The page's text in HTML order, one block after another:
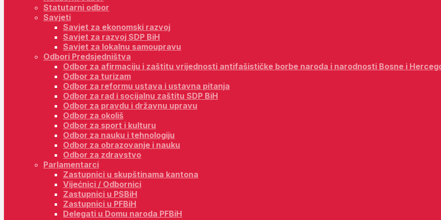
Statutarni odbor
Savjeti
Savjet za ekonomski razvoj
Savjet za razvoj SDP BiH
Savjet za lokalnu samoupravu
Odbori Predsjedništva
Odbor za afirmaciju i zaštitu vrijednosti antifašističke borbe naroda i narodnosti Bosne i
Odbor za turizam
Odbor za reformu ustava i ustavna pitanja
Odbor za rad i socijalnu zaštitu SDP BiH
Odbor za pravdu i državnu upravu
Odbor za okoliš
Odbor za sport i kulturu
Odbor za nauku i tehnologiju
Odbor za obrazovanje i nauku
Odbor za zdravstvo
Parlamentarci
Zastupnici u skupštinama kantona
Vijećnici / Odbornici
Zastupnici u PSBiH
Zastupnici u PFBiH
Delegati u Domu naroda PFBiH